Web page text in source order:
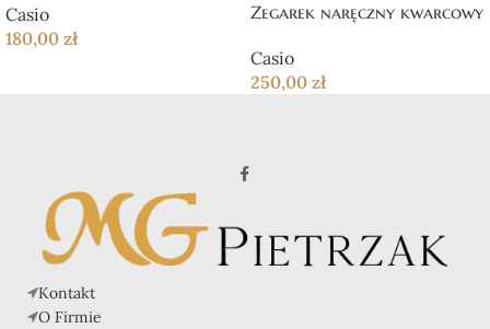
Casio
180,00 zł
Zegarek naręczny kwarcowy
Casio
250,00 zł
Kontakt
O Firmie